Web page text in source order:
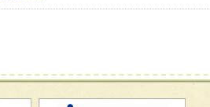
域関係機関と連携した小児リハビリテーショ